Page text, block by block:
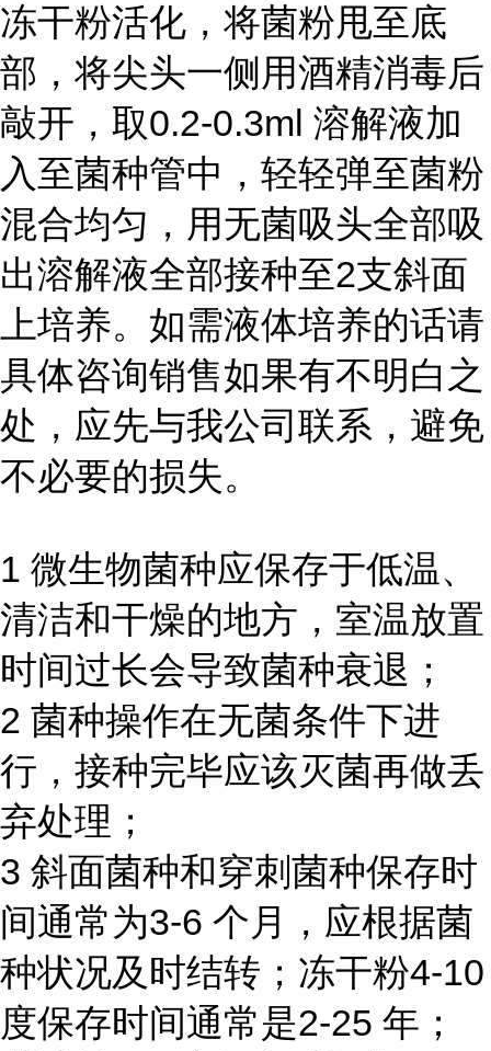
冻干粉活化，将菌粉甩至底
部，将尖头一侧用酒精消毒后
敲开，取0.2-0.3ml 溶解液加
入至菌种管中，轻轻弹至菌粉
混合均匀，用无菌吸头全部吸
出溶解液全部接种至2支斜面
上培养。如需液体培养的话请
具体咨询销售如果有不明白之
处，应先与我公司联系，避免
不必要的损失。
1 微生物菌种应保存于低温、
清洁和干燥的地方，室温放置
时间过长会导致菌种衰退；
2 菌种操作在无菌条件下进
行，接种完毕应该灭菌再做丢
弃处理；
3 斜面菌种和穿刺菌种保存时
间通常为3-6 个月，应根据菌
种状况及时结转；冻干粉4-10
度保存时间通常是2-25 年；